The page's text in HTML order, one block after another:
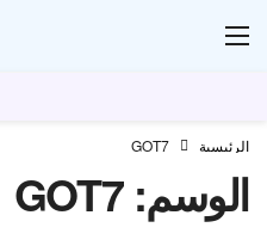
الرئيسية GOT7
الوسم:GOT7